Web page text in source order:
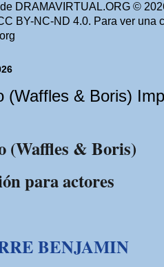
DRAMAVIRTUAL.ORG ©
BY-NC-ND 4.0. Para ver una
(Waffles & Boris)
(Waffles & Boris)
para actores
BENJAMIN